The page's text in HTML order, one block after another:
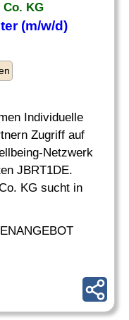
Co. KG
(m/w/d)
Individuelle
Zugriff auf
Netzwerk
JBRT1DE.
KG sucht in